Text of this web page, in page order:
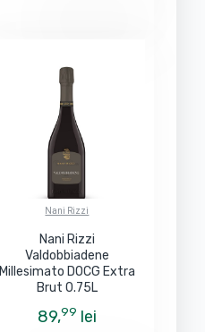
Nani Rizzi
Nani Rizzi
Valdobbiadene
Millesimato DOCG Extra
Brut 0.75L
89,99 lei